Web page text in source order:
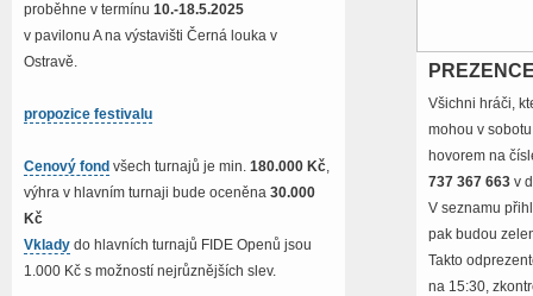
proběhne v termínu 10.-18.5.2025
v pavilonu A na výstavišti Černá louka v
Ostravě.
propozice festivalu
Cenový fond všech turnajů je min. 180.000 Kč,
výhra v hlavním turnaji bude oceněna 30.000
Kč
Vklady do hlavních turnajů FIDE Openů jsou
1.000 Kč s možností nejrůznějších slev.
Všichni hráči,
mohou v
hovorem na
737 367 663 v
V seznamu
pak budou
Takto
na 15:30,